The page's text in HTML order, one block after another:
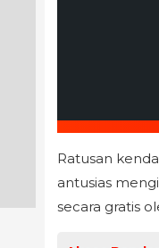
Ratusan
antusias
secara gratis